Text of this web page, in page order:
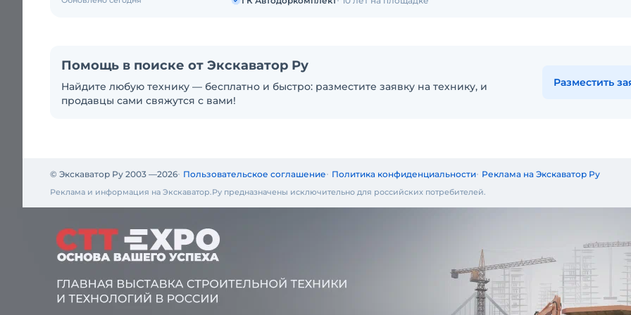
Помощь в поиске от Экскаватор Ру
Найдите любую технику — бесплатно и быстро: разместите заявку на технику, и
продавцы сами свяжутся с вами!
Разместить
© Экскаватор Ру 2003 —2026 Пользовательское соглашение Политика конфиденциальности Реклама на Экскаватор Ру
Реклама и информация на Экскаватор.Ру предназначены исключительно для российских потребителей.